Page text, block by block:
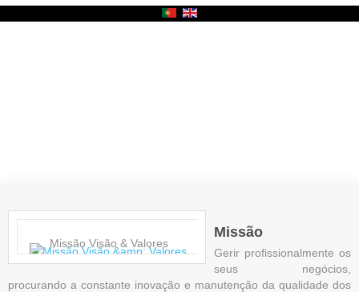
Missão Visão & Valores
Missão
Gerir profissionalmente os
seus negócios,
procurando a constante inovação e manutenção da qualidade dos